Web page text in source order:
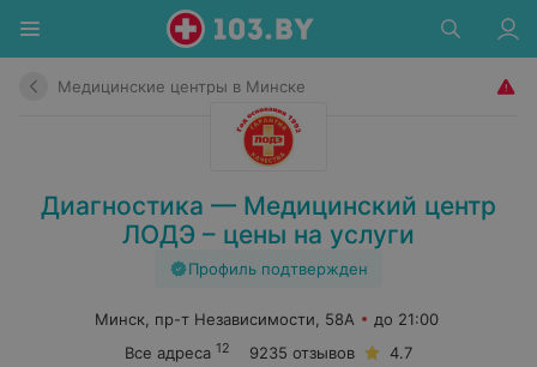
Медицинские центры в Минске
Диагностика — Медицинский центр
ЛОДЭ – цены на услуги
Профиль подтвержден
Минск, пр-т Независимости, 58А
до 21:00
Все адреса 12 9235 отзывов 4.7